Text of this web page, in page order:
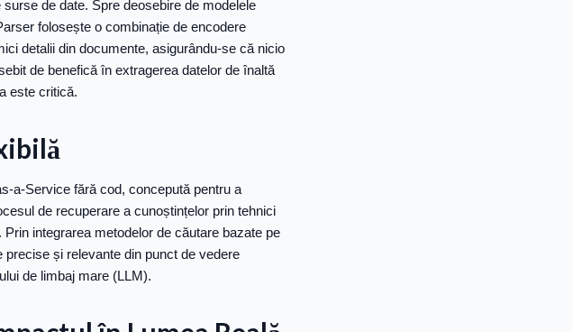
de date. Spre deosebire de modelele
folosește o combinație de encodere
detalii din documente, asigurându-se că nicio
de benefică în extragerea datelor de înaltă
este critică.
a-Service fără cod, concepută pentru a
de recuperare a cunoștințelor prin tehnici
integrarea metodelor de căutare bazate pe
și relevante din punct de vedere
de limbaj mare (LLM).